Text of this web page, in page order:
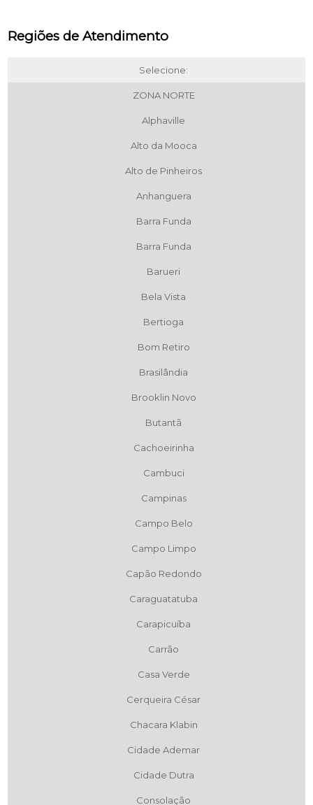
Regiões de Atendimento
Selecione:
ZONA NORTE
Alphaville
Alto da Mooca
Alto de Pinheiros
Anhanguera
Barra Funda
Barra Funda
Barueri
Bela Vista
Bertioga
Bom Retiro
Brasilândia
Brooklin Novo
Butantã
Cachoeirinha
Cambuci
Campinas
Campo Belo
Campo Limpo
Capão Redondo
Caraguatatuba
Carapicuíba
Carrão
Casa Verde
Cerqueira César
Chacara Klabin
Cidade Ademar
Cidade Dutra
Consolação